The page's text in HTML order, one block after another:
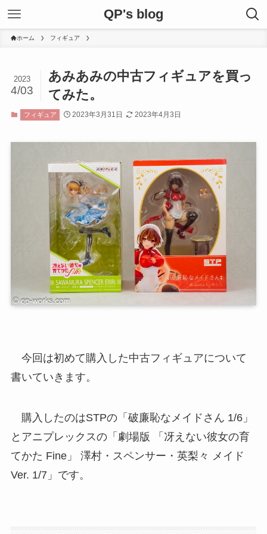
QP's blog
ホーム フィギュア
あみあみの中古フィギュアを買っ
てみた。
2023
4/03
フィギュア 2023年3月31日 2023年4月3日
今回は初めて購入した中古フィギュアについて
書いていきます。
購入したのはSTPの「破廉恥なメイドさん 1/6」
とアニプレックスの「劇場版 「冴えない彼女の育
てかた Fine」 澤村・スペンサー・英梨々 メイド
Ver. 1/7」です。